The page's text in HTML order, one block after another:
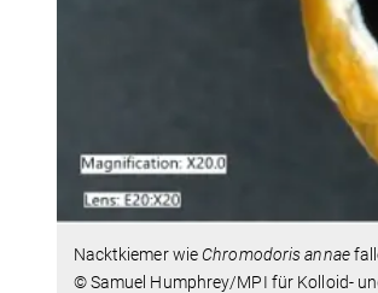
Nacktkiemer wieChromodorisannae
© Samuel Humphrey/MPI für Kolloid-